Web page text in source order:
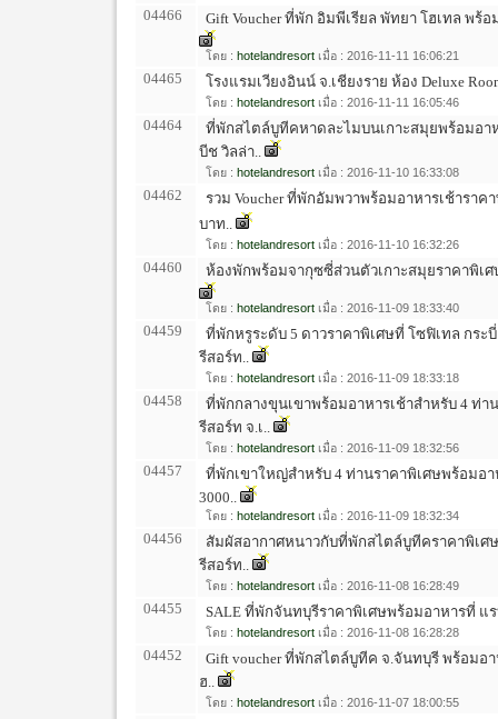
04466 Gift Voucher ที่พัก อิมพีเรียล พัทยา โฮเทล พร้อ
โดย : hotelandresort เมื่อ : 2016-11-11 16:06:21
04465 โรงแรมเวียงอินน์ จ.เชียงราย ห้อง Deluxe
โดย : hotelandresort เมื่อ : 2016-11-11 16:05:46
04464
ที่พักสไตล์บูทีคหาดละไมบนเกาะสมุยพร้อมอา
บีช วิลล่า..
โดย : hotelandresort เมื่อ : 2016-11-10 16:33:08
04462
รวม Voucher ที่พักอัมพวาพร้อมอาหารเช้าราคา
บาท..
โดย : hotelandresort เมื่อ : 2016-11-10 16:32:26
04460 ห้องพักพร้อมจากุซซี่ส่วนตัวเกาะสมุยราคาพิเ
โดย : hotelandresort เมื่อ : 2016-11-09 18:33:40
04459
ที่พักหรูระดับ 5 ดาวราคาพิเศษที่ โซฟิเทล กระ
รีสอร์ท..
โดย : hotelandresort เมื่อ : 2016-11-09 18:33:18
04458
ที่พักกลางขุนเขาพร้อมอาหารเช้าสำหรับ 4 ท่า
รีสอร์ท จ.เ..
โดย : hotelandresort เมื่อ : 2016-11-09 18:32:56
04457
ที่พักเขาใหญ่สำหรับ 4 ท่านราคาพิเศษพร้อมอ
3000..
โดย : hotelandresort เมื่อ : 2016-11-09 18:32:34
04456
สัมผัสอากาศหนาวกับที่พักสไตล์บูทีคราคาพิเศ
รีสอร์ท..
โดย : hotelandresort เมื่อ : 2016-11-08 16:28:49
04455 SALE ที่พักจันทบุรีราคาพิเศษพร้อมอาหารที่ แ
โดย : hotelandresort เมื่อ : 2016-11-08 16:28:28
04452
Gift voucher ที่พักสไตล์บูทีค จ.จันทบุรี พร้อมอ
ฮ..
โดย : hotelandresort เมื่อ : 2016-11-07 18:00:55